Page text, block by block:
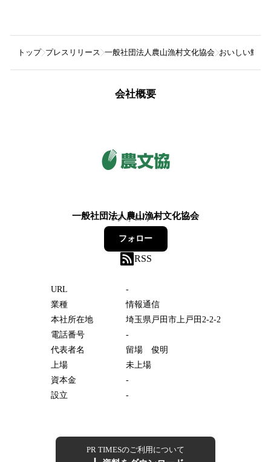
トップ プレスリリース 一般社団法人農山漁村文化協会 おいしい鯨食
会社概要
一般社団法人農山漁村文化協会
1フォロワー
フォロー
RSS
URL
-
業種
情報通信
本社所在地
埼玉県戸田市上戸田2-2-2
電話番号
-
代表者名
留場 俊明
上場
未上場
資本金
-
設立
-
PR TIMESのご利用について